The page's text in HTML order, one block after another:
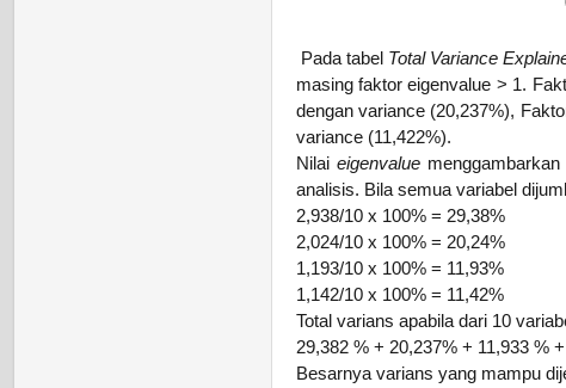
Pada tabel Total Variance
masing faktor eigenvalue > 1.
dengan variance (20,237%),
variance (11,422%).
Nilai eigenvaluemenggambarkan
analisis. Bila semua variabel
2,938/10 x 100% = 29,38%
2,024/10 x 100% = 20,24%
1,193/10 x 100% = 11,93%
1,142/10 x 100% = 11,42%
Total varians apabila dari 10
29,382 % + 20,237% + 11,933 %
Besarnya varians yang mampu